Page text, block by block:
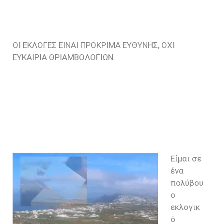
ΟΙ ΕΚΛΟΓΕΣ ΕΙΝΑΙ ΠΡΟΚΡΙΜΑ ΕΥΘΥΝΗΣ, ΟΧΙ
ΕΥΚΑΙΡΙΑ ΘΡΙΑΜΒΟΛΟΓΙΩΝ.
Είμαι σε
ένα
πολύβου
ο
εκλογικ
ό